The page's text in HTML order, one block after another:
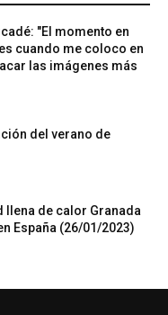
"El momento en
cuando me coloco en
las imágenes más
del verano de
llena de calor Granada
España (26/01/2023)